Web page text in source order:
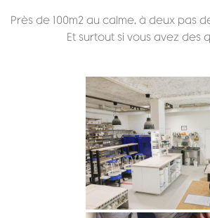
Près de 100m2 au calme, à deux pas
Et surtout si vous avez des